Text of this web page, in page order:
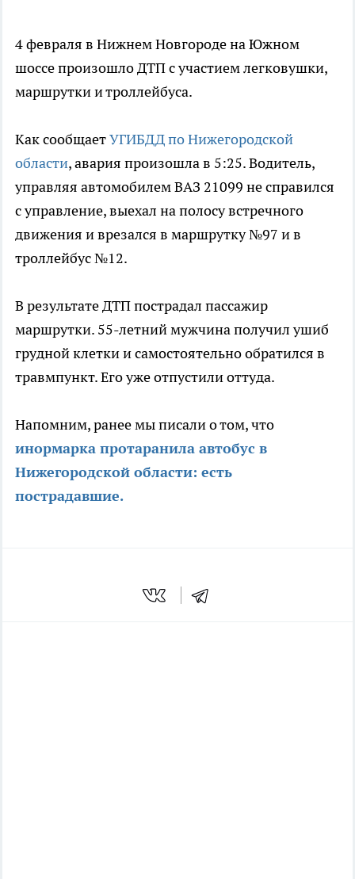
4 февраля в Нижнем Новгороде на Южном
шоссе произошло ДТП с участием легковушки,
маршрутки и троллейбуса.
Как сообщаетУГИБДД по Нижегородской
области, авария произошла в 5:25. Водитель,
управляя автомобилем ВАЗ 21099 не справился
с управление, выехал на полосу встречного
движения и врезался в маршрутку №97 и в
троллейбус №12.
В результате ДТП пострадал пассажир
маршрутки. 55-летний мужчина получил ушиб
грудной клетки и самостоятельно обратился в
травмпункт. Его уже отпустили оттуда.
Напомним, ранее мы писали о том, что
инормарка протаранила автобус в
Нижегородской области: есть
пострадавшие.